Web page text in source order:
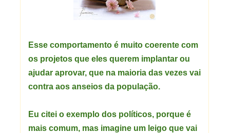
Esse comportamento é muito coerente com
os projetos que eles querem implantar ou
ajudar aprovar, que na maioria das vezes vai
contra aos anseios da população.
Eu citei o exemplo dos políticos, porque é
mais comum, mas imagine um leigo que vai